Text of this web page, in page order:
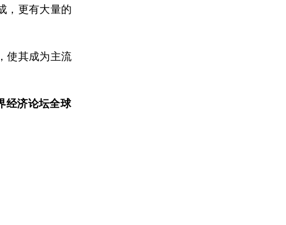
，更有大量的
使其成为主流
经济论坛全球